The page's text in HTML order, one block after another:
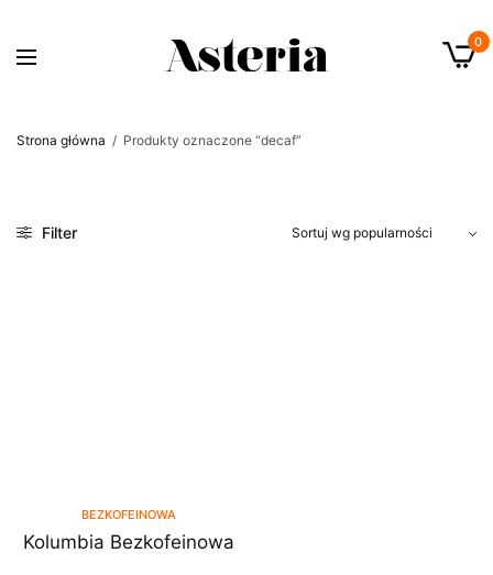
0
Strona główna / Produkty oznaczone “decaf”
Filter
BEZKOFEINOWA
Kolumbia Bezkofeinowa
DOWIEDZ SIĘ WIĘCEJ